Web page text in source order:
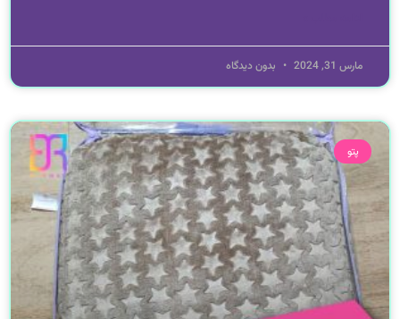
مارس 31, 2024 بدون دیدگاه
پتو